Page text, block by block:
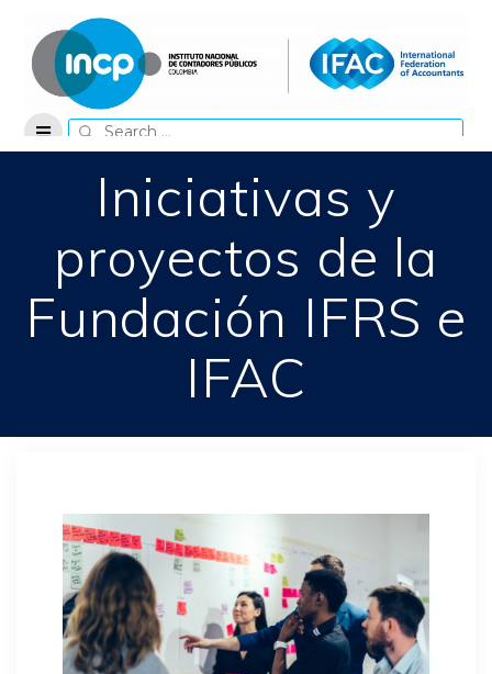
content
Search
for:
Iniciativas y
proyectos de la
Fundación IFRS e
IFAC